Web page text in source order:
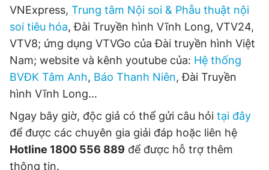
VNExpress, Trung tâm Nội soi & Phẫu thuật nội
soi tiêu hóa, Đài Truyền hình Vĩnh Long, VTV24,
VTV8; ứng dụng VTVGo của Đài truyền hình Việt
Nam; website và kênh youtube của: Hệ thống
BVĐK Tâm Anh, Báo Thanh Niên, Đài Truyền
hình Vĩnh Long…
Ngay bây giờ, độc giả có thể gửi câu hỏi tại đây
để được các chuyên gia giải đáp hoặc liên hệ
Hotline 1800 556 889 để được hỗ trợ thêm
thông tin.